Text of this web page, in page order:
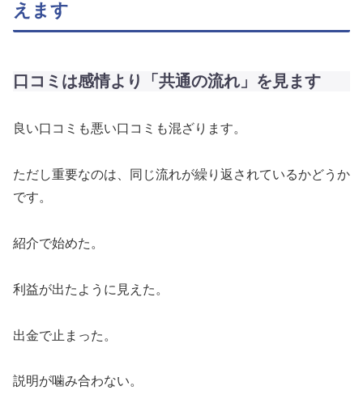
えます
口コミは感情より「共通の流れ」を見ます
良い口コミも悪い口コミも混ざります。
ただし重要なのは、同じ流れが繰り返されているかどうか
です。
紹介で始めた。
利益が出たように見えた。
出金で止まった。
説明が噛み合わない。